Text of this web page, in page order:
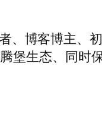
、博客博主、
堡生态、同时